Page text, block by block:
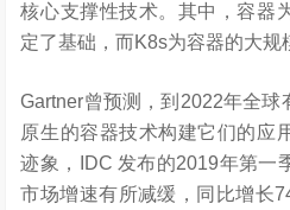
核心支撑性技术。其中，容器
定了基础，而K8s为容器的大规
Gartner曾预测，到2022年全球
原生的容器技术构建它们的应
迹象，IDC 发布的2019年第一
市场增速有所减缓，同比增长